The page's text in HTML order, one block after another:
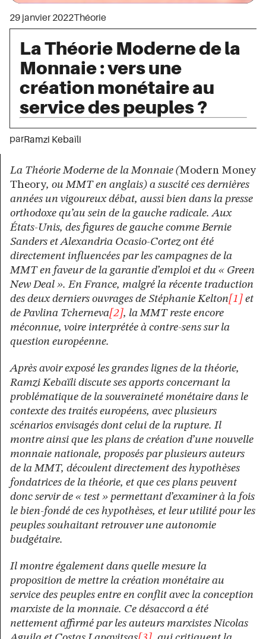
29 janvier 2022Théorie
La Théorie Moderne de la
Monnaie : vers une
création monétaire au
service des peuples ?
parRamzi Kebaïli
La Théorie Moderne de la Monnaie (Modern Money
Theory, ou MMT en anglais) a suscité ces dernières
années un vigoureux débat, aussi bien dans la presse
orthodoxe qu’au sein de la gauche radicale. Aux
États-Unis, des figures de gauche comme Bernie
Sanders et Alexandria Ocasio-Cortez ont été
directement influencées par les campagnes de la
MMT en faveur de la garantie d’emploi et du « Green
New Deal ». En France, malgré la récente traduction
des deux derniers ouvrages de Stéphanie Kelton[1] et
de Pavlina Tcherneva[2], la MMT reste encore
méconnue, voire interprétée à contre-sens sur la
question européenne.
Après avoir exposé les grandes lignes de la théorie,
Ramzi Kebaïli discute ses apports concernant la
problématique de la souveraineté monétaire dans le
contexte des traités européens, avec plusieurs
scénarios envisagés dont celui de la rupture. Il
montre ainsi que les plans de création d’une nouvelle
monnaie nationale, proposés par plusieurs auteurs
de la MMT, découlent directement des hypothèses
fondatrices de la théorie, et que ces plans peuvent
donc servir de « test » permettant d’examiner à la fois
le bien-fondé de ces hypothèses, et leur utilité pour les
peuples souhaitant retrouver une autonomie
budgétaire.
Il montre également dans quelle mesure la
proposition de mettre la création monétaire au
service des peuples entre en conflit avec la conception
marxiste de la monnaie. Ce désaccord a été
nettement affirmé par les auteurs marxistes Nicolas